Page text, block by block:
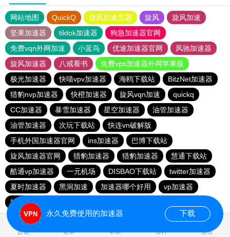
网站地图 QuickQ 旋风加速度器 旋风
旋风加速
坚果加速器
tiktok加速器
狗急加速器官网
免费vqn外网加速
小蓝鸟 优途加速器官网
风驰加速器
旋风加速器
八戒看书
免费vps加速器外网苹果版
极光加速器
快喵vpv加速器 海鸥下载站
BitzNet加速器
猎豹nvp加速器
快橙加速器 旋风vqn加速
quickq
CC加速器
暴雪加速器 星空加速器
油管加速器
油管加速器
次玩下载站
快连vn破解版
手机外国加速器官网
ins加速器
巴博下载站
旋风加速器官网
猎豹加速器 猎豹加速器
慧通下载站
酷通vp加速器
一元机场 DISBAO下载站
twitter加速器
夏时加速器
黑洞加速 加速器哪个好用
vp加速器
旋风vqn官网
首页 安卓 苹果 排行 推荐
永久免费使用的加速器 下载
0.847005s